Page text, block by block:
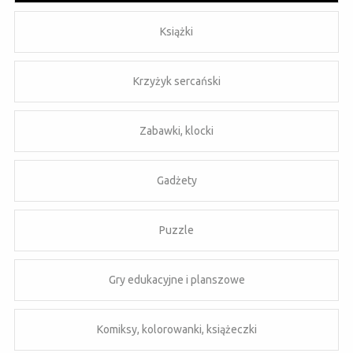
Książki
Krzyżyk sercański
Zabawki, klocki
Gadżety
Puzzle
Gry edukacyjne i planszowe
Komiksy, kolorowanki, książeczki